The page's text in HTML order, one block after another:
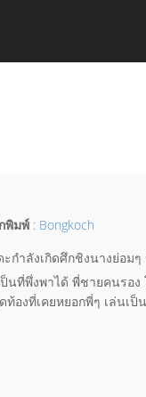
พิมพ์ : Bongkoch
กำลังเกิดศึกชิงนางย่อมๆ
ที่พึ่งพาได้ พี่ชายคนรอ
องที่เคยหยอกพี่ๆ เล่นเ